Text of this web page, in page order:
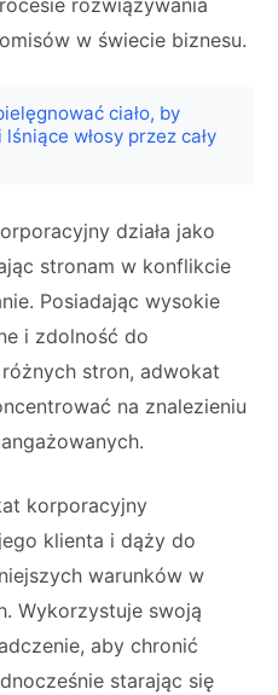
rozwiązywania
w świecie biznesu.
ciało, by
włosy przez cały
działa jako
stronam w konflikcie
Posiadając wysokie
i zdolność do
stron, adwokat
na znalezieniu
korporacyjny
klienta i dąży do
warunków w
Wykorzystuje swoją
aby chronić
starając się